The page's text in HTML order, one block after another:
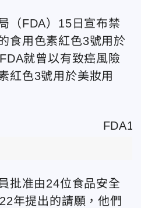
（FDA） 15日 宣布禁
食用色素紅色3號用於
就曾以有致癌風險
紅色3號用於美妝用
批准由24位食品安全
年提出的請願，他們